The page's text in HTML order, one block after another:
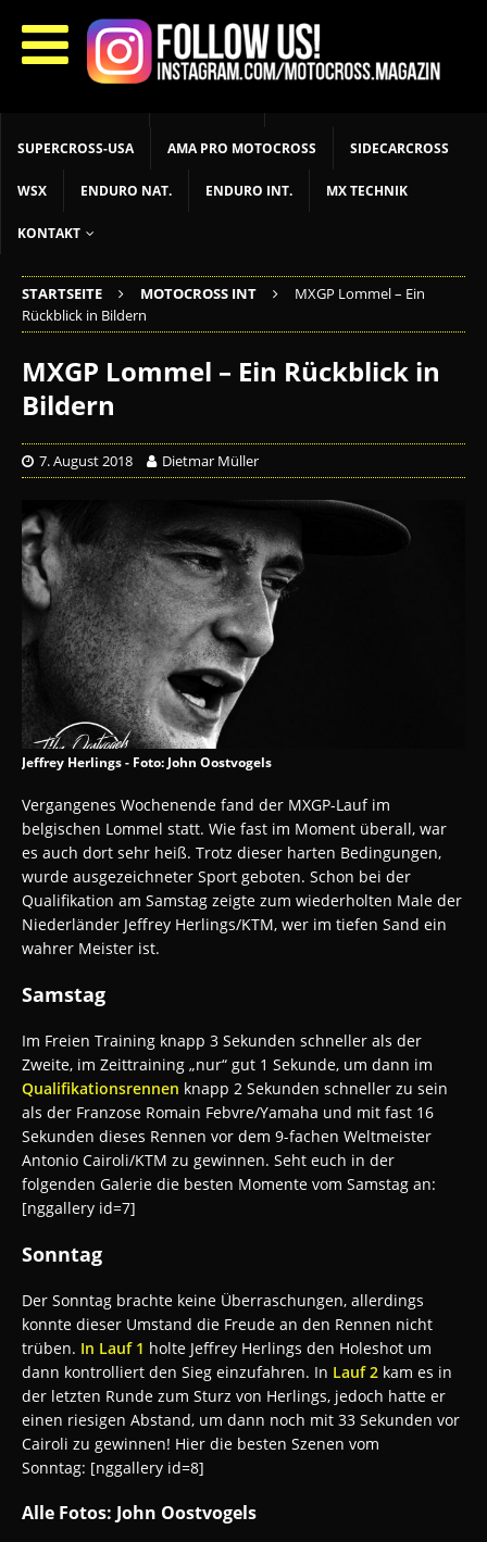
START LIVETIMING MX NEWS MX YOUTH
MX WOMEN MXGP ADAC MX MASTERS MOTOCROSS INT
SUPERCROSS-USA AMA PRO MOTOCROSS SIDECARCROSS
WSX ENDURO NAT. ENDURO INT. MX TECHNIK
KONTAKT
STARTSEITE MOTOCROSS INT
MXGP Lommel – Ein
Rückblick in Bildern
MXGP Lommel – Ein Rückblick in
Bildern
7. August 2018 Dietmar Müller
Jeffrey Herlings - Foto: John Oostvogels
Vergangenes Wochenende fand der MXGP-Lauf im
belgischen Lommel statt. Wie fast im Moment überall, war
es auch dort sehr heiß. Trotz dieser harten Bedingungen,
wurde ausgezeichneter Sport geboten. Schon bei der
Qualifikation am Samstag zeigte zum wiederholten Male der
Niederländer Jeffrey Herlings/KTM, wer im tiefen Sand ein
wahrer Meister ist.
Samstag
Im Freien Training knapp 3 Sekunden schneller als der
Zweite, im Zeittraining „nur“ gut 1 Sekunde, um dann im
Qualifikationsrennen knapp 2 Sekunden schneller zu sein
als der Franzose Romain Febvre/Yamaha und mit fast 16
Sekunden dieses Rennen vor dem 9-fachen Weltmeister
Antonio Cairoli/KTM zu gewinnen. Seht euch in der
folgenden Galerie die besten Momente vom Samstag an:
[nggallery id=7]
Sonntag
Der Sonntag brachte keine Überraschungen, allerdings
konnte dieser Umstand die Freude an den Rennen nicht
trüben. In Lauf 1 holte Jeffrey Herlings den Holeshot um
dann kontrolliert den Sieg einzufahren. In Lauf 2 kam es in
der letzten Runde zum Sturz von Herlings, jedoch hatte er
einen riesigen Abstand, um dann noch mit 33 Sekunden vor
Cairoli zu gewinnen! Hier die besten Szenen vom
Sonntag: [nggallery id=8]
Alle Fotos: John Oostvogels